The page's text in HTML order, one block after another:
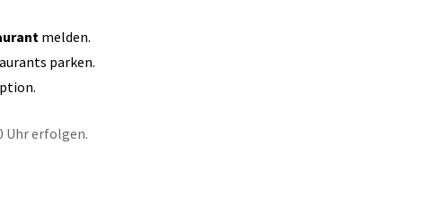
melden.
parken.
Uhr erfolgen.